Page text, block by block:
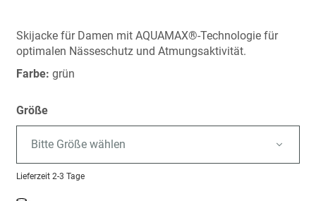
springen
Skijacke für Damen mit AQUAMAX®-Technologie für
optimalen Nässeschutz und Atmungsaktivität.
Farbe: grün
Größe
Bitte Größe wählen
Lieferzeit 2-3 Tage